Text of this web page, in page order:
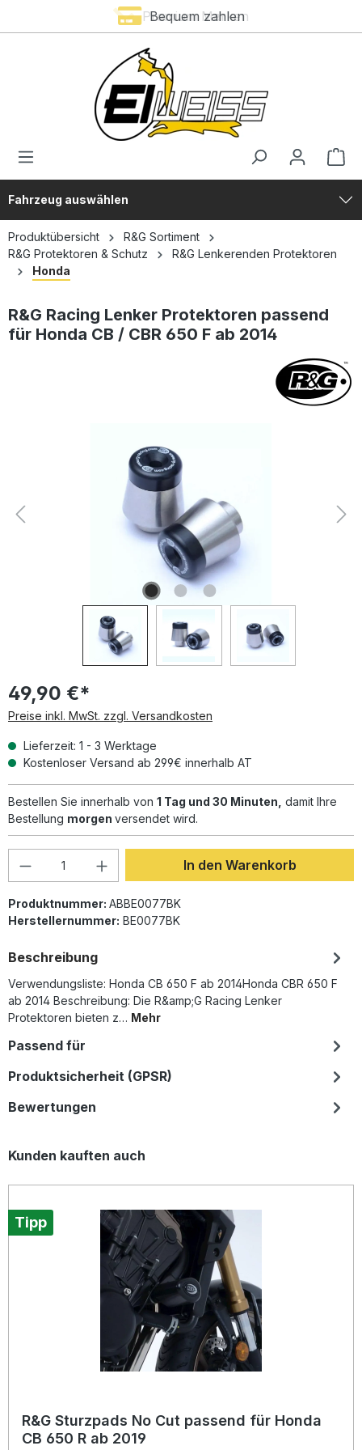
Premium Marken
Bequem zahlen
Fahrzeug auswählen
Produktübersicht
R&G Sortiment
R&G Protektoren & Schutz
R&G Lenkerenden Protektoren
Honda
R&G Racing Lenker Protektoren passend
für Honda CB / CBR 650 F ab 2014
49,90 €*
Preise inkl. MwSt. zzgl. Versandkosten
Lieferzeit: 1 - 3 Werktage
Kostenloser Versand ab 299€ innerhalb AT
Bestellen Sie innerhalb von 1 Tag und 30 Minuten, damit Ihre
Bestellung morgen versendet wird.
Produkt Anzahl: Gib den gewünschten
In den Warenkorb
Produktnummer: ABBE0077BK
Herstellernummer: BE0077BK
Beschreibung
Verwendungsliste: Honda CB 650 F ab 2014Honda CBR 650 F
ab 2014 Beschreibung: Die R&amp;G Racing Lenker
Protektoren bieten z… Mehr
Passend für
Produktsicherheit (GPSR)
Bewertungen
Produktgalerie überspringen
Kunden kauften auch
Tipp
R&G Sturzpads No Cut passend für Honda
CB 650 R ab 2019